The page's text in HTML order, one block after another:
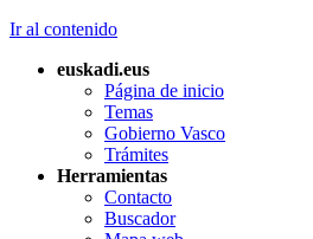
Ir al contenido
euskadi.eus
Página de inicio
Temas
Gobierno Vasco
Trámites
Herramientas
Contacto
Buscador